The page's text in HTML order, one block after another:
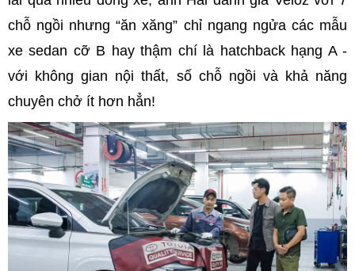
chỗ ngồi nhưng “ăn xăng” chỉ ngang ngửa các mẫu
xe sedan cỡ B hay thậm chí là hatchback hạng A -
với không gian nội thất, số chỗ ngồi và khả năng
chuyên chở ít hơn hẳn!